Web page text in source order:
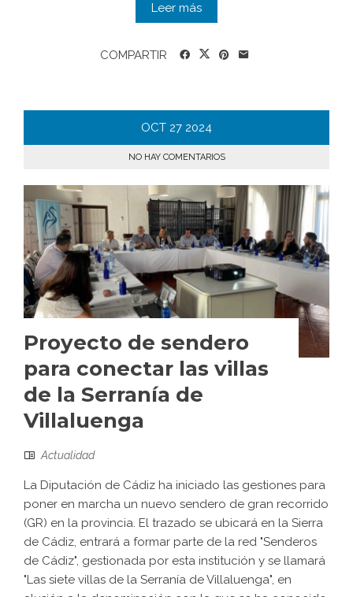
Leer más
COMPARTIR
OCT 27 2024
NO HAY COMENTARIOS
Proyecto de sendero
para conectar las villas
de la Serranía de
Villaluenga
Actualidad
La Diputación de Cádiz ha iniciado las gestiones para
poner en marcha un nuevo sendero de gran recorrido
(GR) en la provincia. El trazado se ubicará en la Sierra
de Cádiz, entrará a formar parte de la red "Senderos
de Cádiz", gestionada por esta institución y se llamará
"Las siete villas de la Serranía de Villaluenga", en